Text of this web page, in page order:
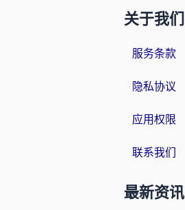
关于我们
服务条款
隐私协议
应用权限
联系我们
最新资讯